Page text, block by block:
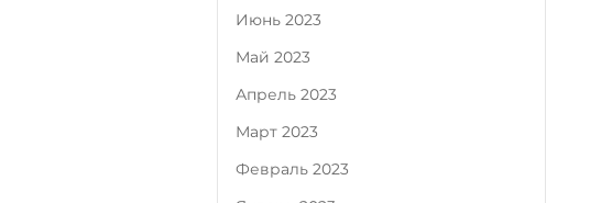
Июнь 2023
Май 2023
Апрель 2023
Март 2023
Февраль 2023